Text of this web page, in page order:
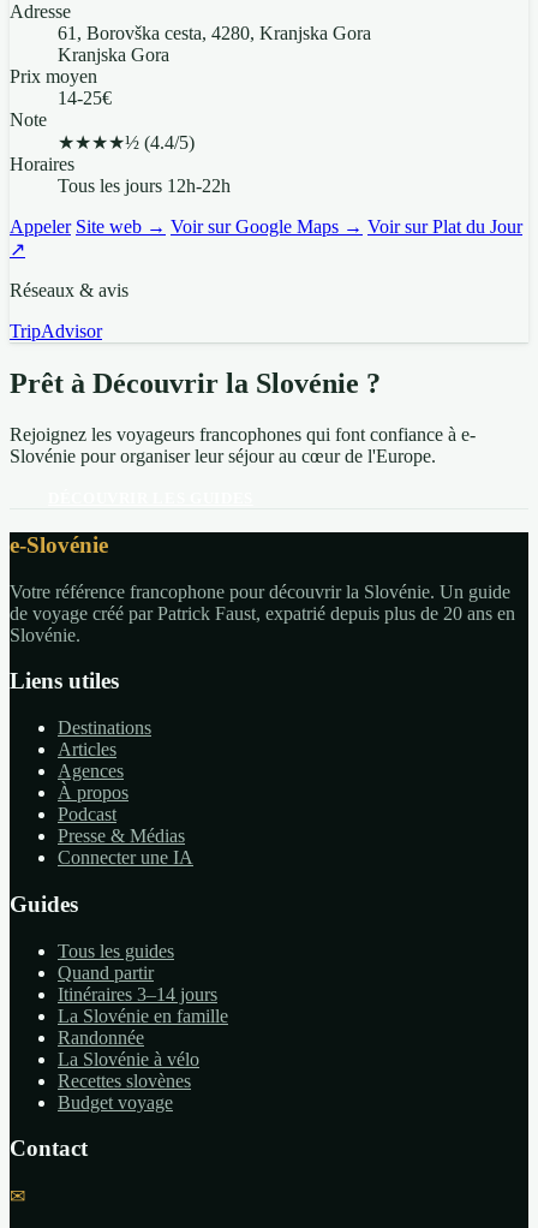
Adresse
61, Borovška cesta, 4280, Kranjska Gora
Kranjska Gora
Prix moyen
14-25€
Note
★★★★½ (4.4/5)
Horaires
Tous les jours 12h-22h
Appeler Site web → Voir sur Google Maps → Voir sur Plat du Jour
↗
Réseaux & avis
TripAdvisor
Prêt à Découvrir la Slovénie ?
Rejoignez les voyageurs francophones qui font confiance à e-
Slovénie pour organiser leur séjour au cœur de l'Europe.
e-Slovénie
Votre référence francophone pour découvrir la Slovénie. Un guide
de voyage créé par Patrick Faust, expatrié depuis plus de 20 ans en
Slovénie.
Liens utiles
Destinations
Articles
Agences
À propos
Podcast
Presse & Médias
Connecter une IA
Guides
Tous les guides
Quand partir
Itinéraires 3–14 jours
La Slovénie en famille
Randonnée
La Slovénie à vélo
Recettes slovènes
Budget voyage
Contact
✉